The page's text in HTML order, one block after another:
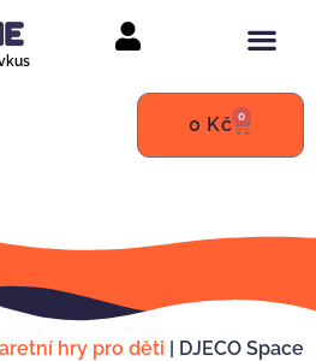
0 Kč 0
hry pro děti | DJECO Space